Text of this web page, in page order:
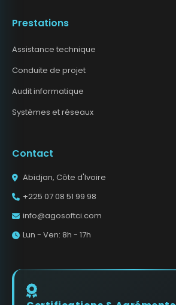
Prestations
Assistance technique
Conduite de projet
Audit informatique
Systèmes et réseaux
Contact
Abidjan, Côte d'Ivoire
+225 07 08 51 99 98
info@agosoftci.com
Lun - Ven: 8h - 17h